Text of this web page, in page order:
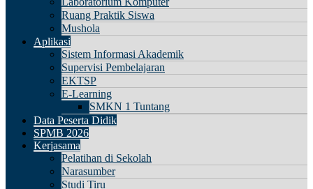
Ruang Praktik Siswa
Mushola
Aplikasi
Sistem Informasi Akademik
Supervisi Pembelajaran
EKTSP
E-Learning
SMKN 1 Tuntang
Data Peserta Didik
SPMB 2026
Kerjasama
Pelatihan di Sekolah
Narasumber
Studi Tiru